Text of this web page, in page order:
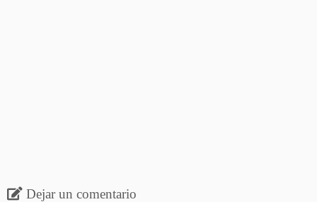
Dejar un comentario